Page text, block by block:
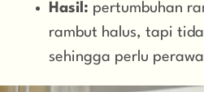
Hasil: pertumbuhan
rambut halus, tapi
sehingga perlu